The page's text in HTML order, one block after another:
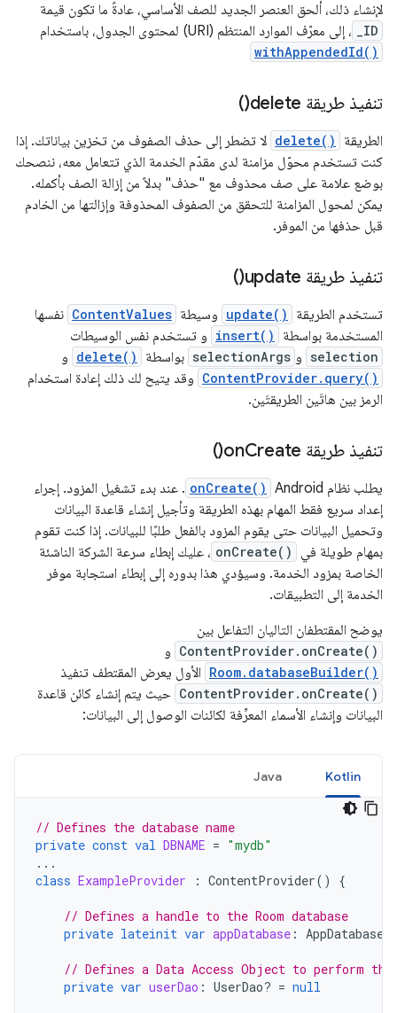
لإنشاء ذلك، ألحق العنصر الجديد للصف الأساسي، عادةً ما تكون قيمة
_ID ، إلى معرّف الموارد المنتظم (URI) لمحتوى الجدول، باستخدام
withAppendedId()
تنفيذ طريقة delete(
)
الطريقة delete() لا تضطر إلى حذف الصفوف من تخزين بياناتك. إذا
كنت تستخدم محوّل مزامنة لدى مقدّم الخدمة الذي تتعامل معه، ننصحك
بوضع علامة على صف محذوف مع "حذف" بدلاً من إزالة الصف بأكمله.
يمكن لمحول المزامنة للتحقق من الصفوف المحذوفة وإزالتها من الخادم
قبل حذفها من الموفر.
تنفيذ طريقة update(
)
تستخدم الطريقة update() وسيطة ContentValues نفسها
المستخدمة بواسطة
insert() و تستخدم نفس الوسيطات
selection و selectionArgs بواسطة delete() و
ContentProvider.query() وقد يتيح لك ذلك إعادة استخدام
الرمز بين هاتَين الطريقتَين.
تنفيذ طريقة onCreate(
)
يطلب نظام Android onCreate() . عند بدء تشغيل المزود. إجراء
إعداد سريع فقط المهام بهذه الطريقة وتأجيل إنشاء قاعدة البيانات
وتحميل البيانات حتى يقوم المزود بالفعل طلبًا للبيانات. إذا كنت تقوم
بمهام طويلة في
onCreate() ، عليك إبطاء سرعة الشركة الناشئة
الخاصة بمزود الخدمة. وسيؤدي هذا بدوره إلى إبطاء استجابة موفر
الخدمة إلى التطبيقات.
يوضح المقتطفان التاليان التفاعل بين
ContentProvider.onCreate() و
Room.databaseBuilder() الأول يعرض المقتطف تنفيذ
ContentProvider.onCreate() حيث يتم إنشاء كائن قاعدة
البيانات وإنشاء الأسماء المعرِّفة لكائنات الوصول إلى البيانات:
Kotlin
Java
// Defines the database name
private const val DBNAME = "mydb"
...
class ExampleProvider : ContentProvider() {
// Defines a handle to the Room database
private lateinit var appDatabase : AppDatabase
// Defines a Data Access Object to perform the
private var userDao : UserDao? = null